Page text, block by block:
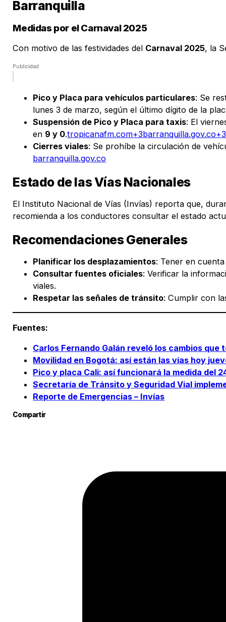
Barranquilla
Medidas por el Carnaval 2025
Con motivo de las festividades del Carnaval 2025, la
Publicidad
Pico y Placa para vehículos particulares: Se
lunes 3 de marzo, según el último dígito de la
Suspensión de Pico y Placa para taxis: El
en 9 y 0.​
Cierres viales: Se prohíbe la circulación de
barranquilla.gov.co
Estado de las Vías Nacionales
El Instituto Nacional de Vías (Invías) reporta que,
recomienda a los conductores consultar el estado
Recomendaciones Generales
Planificar los desplazamientos: Tener en
Consultar fuentes oficiales: Verificar la
viales.​
Respetar las señales de tránsito: Cumplir con
Fuentes:
Carlos Fernando Galán reveló los cambios que
Movilidad en Bogotá: así están las vías hoy
Pico y placa Cali: así funcionará la medida del
Secretaría de Tránsito y Seguridad Vial
Reporte de Emergencias – Invías
Compartir